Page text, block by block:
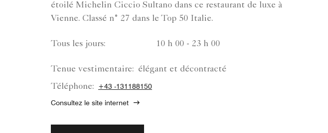
étoilé Michelin Ciccio Sultano dans ce restaurant de luxe à
Vienne. Classé n° 27 dans le Top 50 Italie.
Tous les jours: 10 h 00 - 23 h 00
Tenue vestimentaire: élégant et décontracté
Téléphone:
+43 -131188150
Consultez le site internet